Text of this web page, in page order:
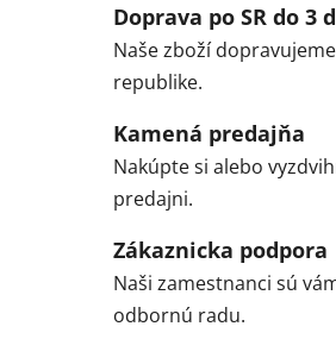
Doprava po SR do 3
Naše zboží
republike.
Kamená predajňa
Nakúpte si alebo
predajni.
Zákaznicka podpora
Naši zamestnanci sú
odbornú radu.